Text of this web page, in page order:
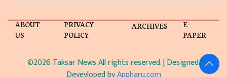
ABOUT
US
PRIVACY
POLICY
ARCHIVES E-
PAPER
©2026 Taksar News All rights reserved. | Designed &